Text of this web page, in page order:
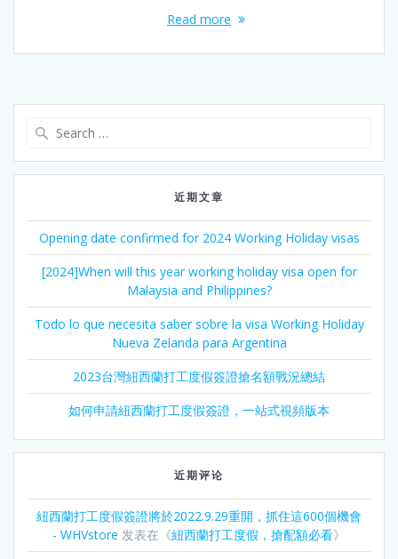
Read more
近期文章
Opening date confirmed for 2024 Working Holiday visas
[2024]When will this year working holiday visa open for
Malaysia and Philippines?
Todo lo que necesita saber sobre la visa Working Holiday
Nueva Zelanda para Argentina
2023台灣紐西蘭打工度假簽證搶名額戰況總結
如何申請紐西蘭打工度假簽證，一站式視頻版本
近期评论
紐西蘭打工度假簽證將於2022.9.29重開，抓住這600個機會
- WHVstore 发表在《紐西蘭打工度假，搶配額必看》